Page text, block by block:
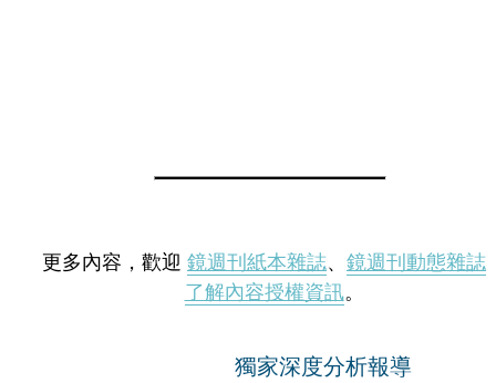
更多內容，歡迎 鏡週刊紙本雜誌、 鏡週刊動態雜誌
了解內容授權資訊。
獨家深度分析報導